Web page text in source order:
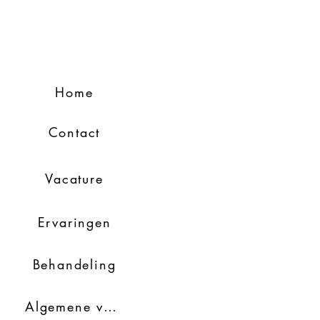
Home
Contact
Vacature
Ervaringen
Behandeling
Algemene voorwaarden